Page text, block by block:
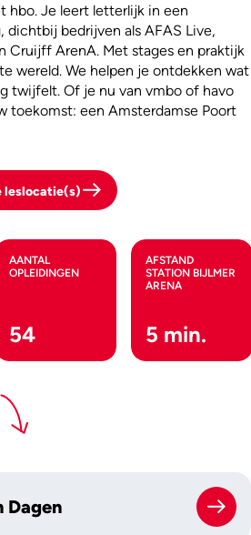
hbo. Je leert letterlijk in een
dichtbij bedrijven als AFAS Live,
Cruijff ArenA. Met stages en praktijk
wereld. We helpen je ontdekken wat
twijfelt. Of je nu van vmbo of havo
toekomst: een Amsterdamse Poort
leslocatie(s)
AANTAL
OPLEIDINGEN
54
AFSTAND
STATION BIJLMER
ARENA
5 min.
Dagen